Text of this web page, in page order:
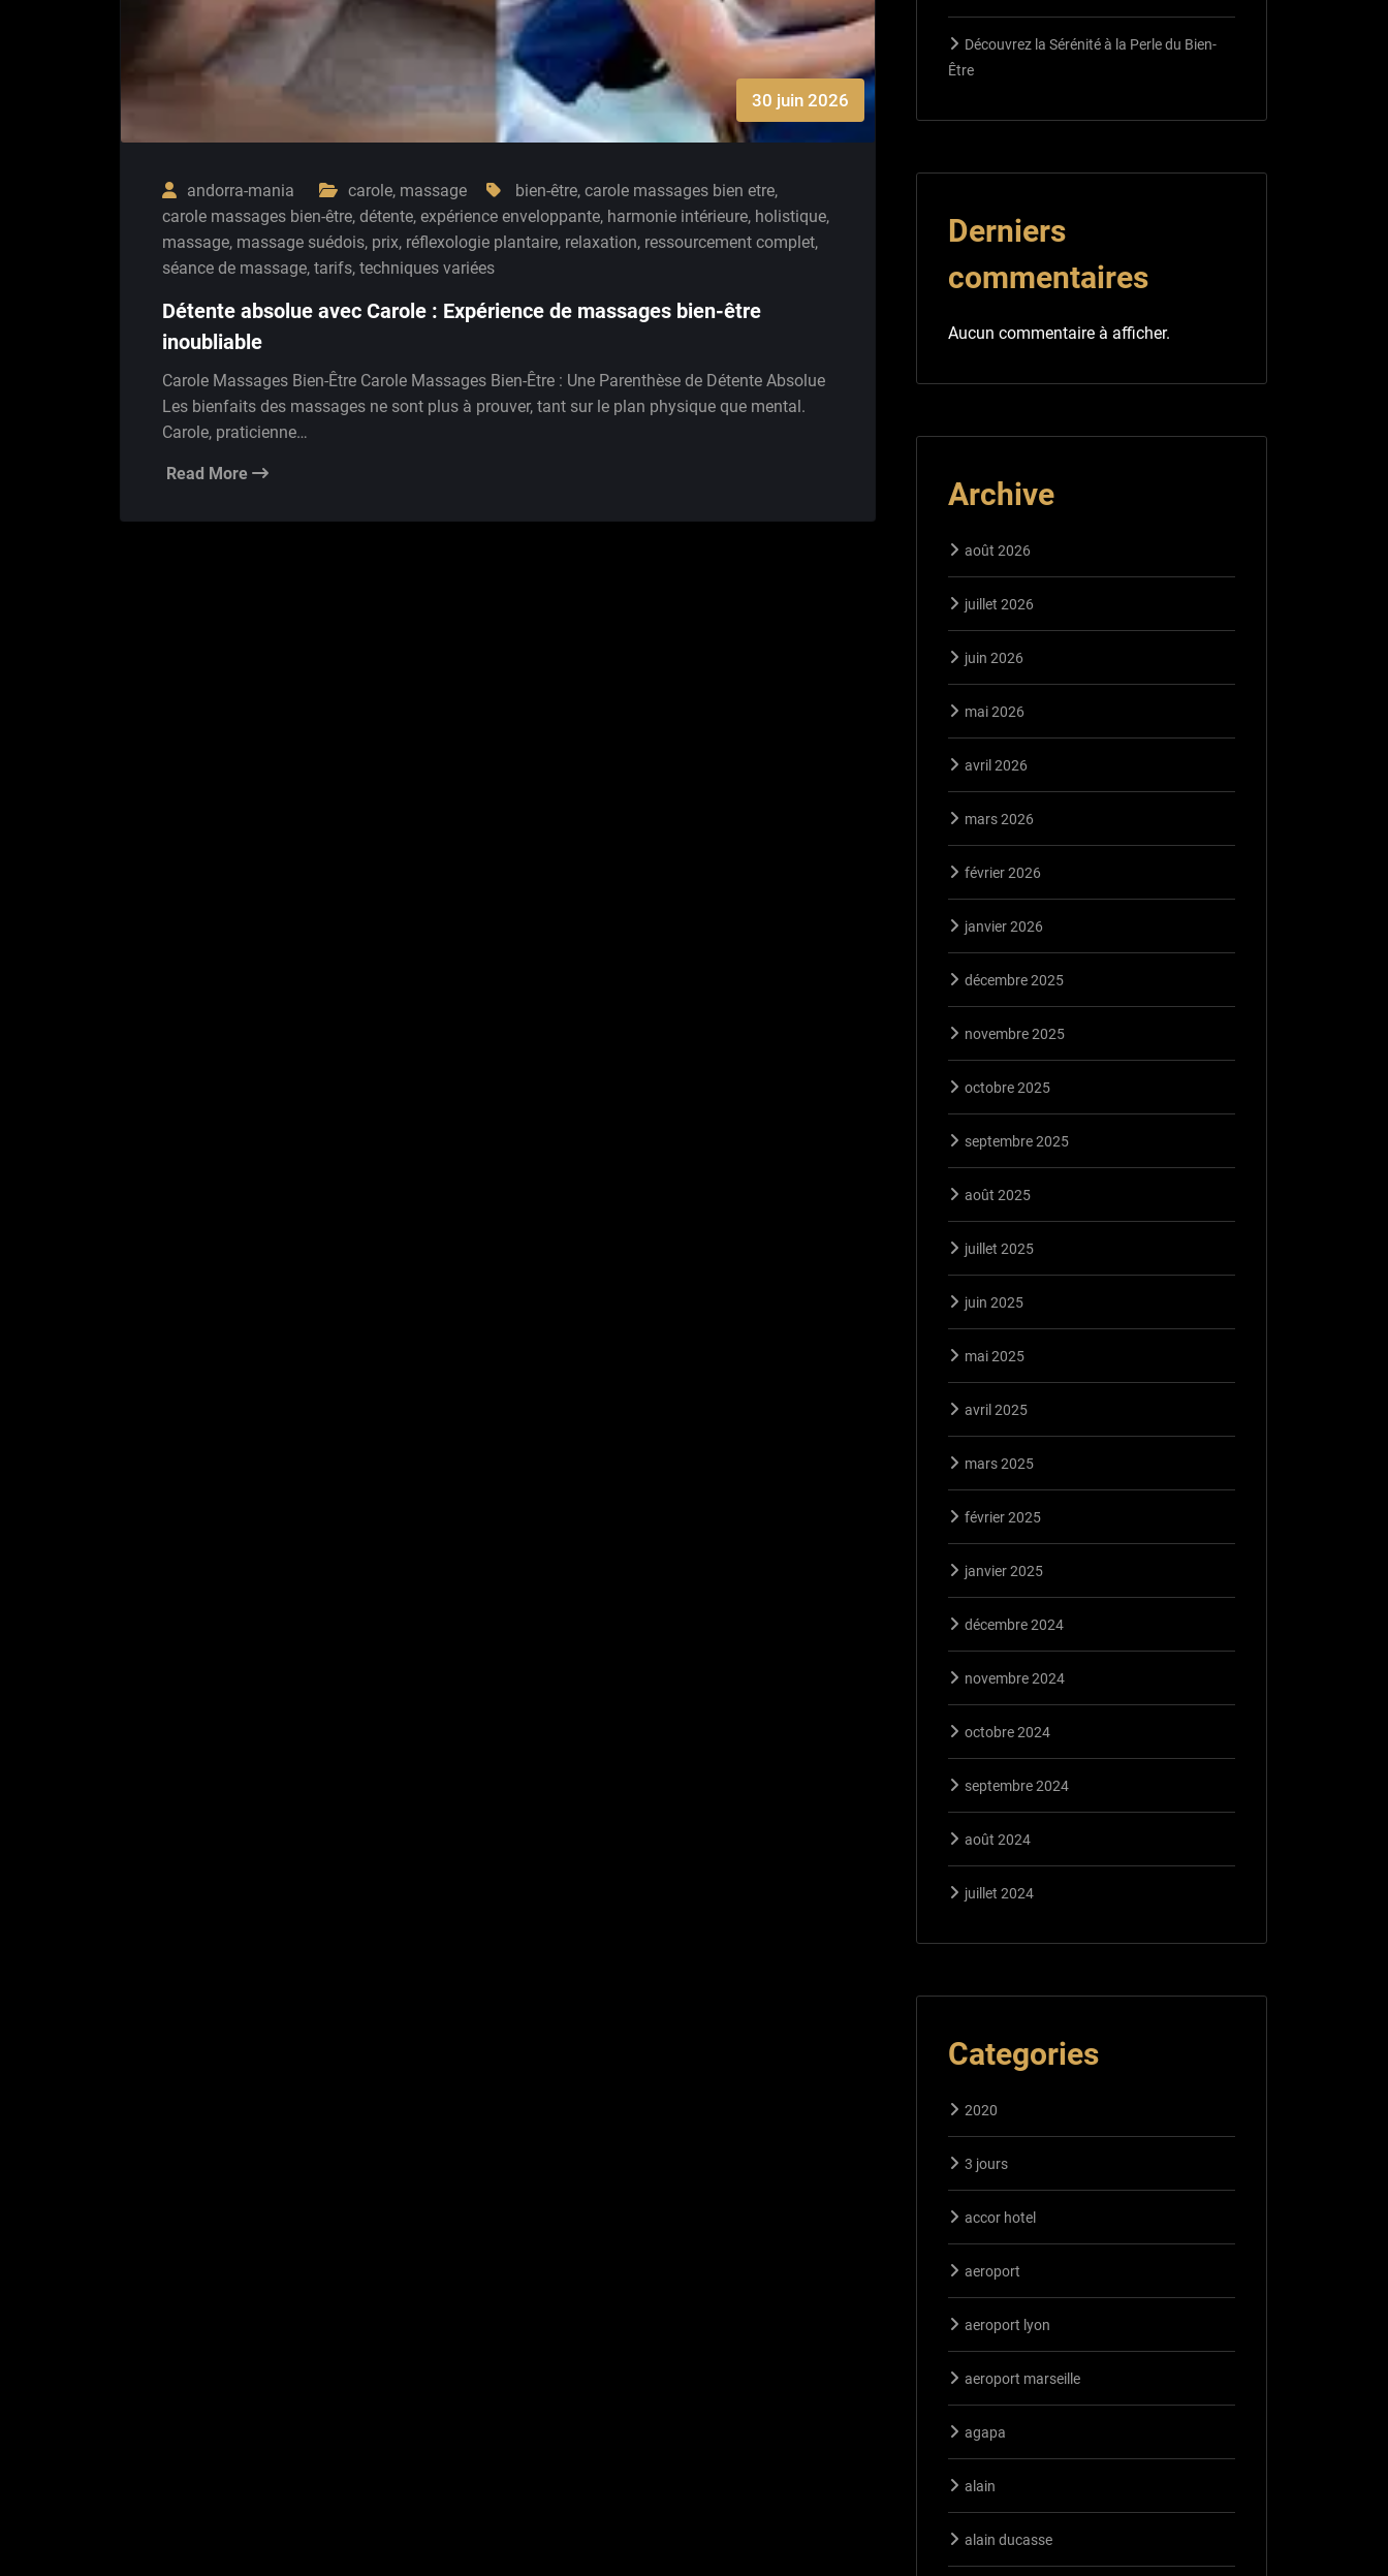
30 juin 2026
andorra-mania carole, massage bien-être, carole massages bien etre,
carole massages bien-être, détente, expérience enveloppante, harmonie intérieure, holistique,
massage, massage suédois, prix, réflexologie plantaire, relaxation, ressourcement complet,
séance de massage, tarifs, techniques variées
Détente absolue avec Carole : Expérience de massages bien-être
inoubliable
Carole Massages Bien-Être Carole Massages Bien-Être : Une Parenthèse de Détente Absolue
Les bienfaits des massages ne sont plus à prouver, tant sur le plan physique que mental.
Carole, praticienne…
Read More
Découvrez la Sérénité à la Perle du Bien-
Être
Derniers
commentaires
Aucun commentaire à afficher.
Archive
août 2026
juillet 2026
juin 2026
mai 2026
avril 2026
mars 2026
février 2026
janvier 2026
décembre 2025
novembre 2025
octobre 2025
septembre 2025
août 2025
juillet 2025
juin 2025
mai 2025
avril 2025
mars 2025
février 2025
janvier 2025
décembre 2024
novembre 2024
octobre 2024
septembre 2024
août 2024
juillet 2024
Categories
2020
3 jours
accor hotel
aeroport
aeroport lyon
aeroport marseille
agapa
alain
alain ducasse